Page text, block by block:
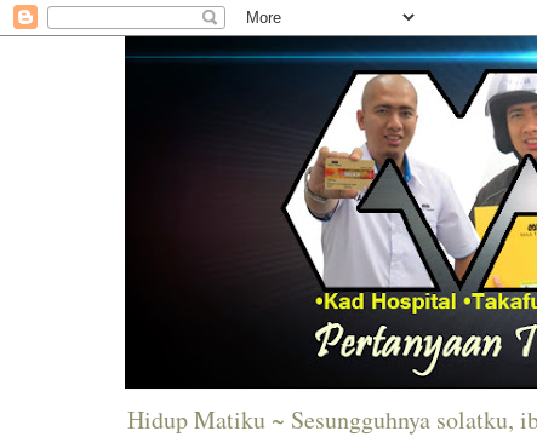
Hidup Matiku ~ Sesungguhnya solatku,